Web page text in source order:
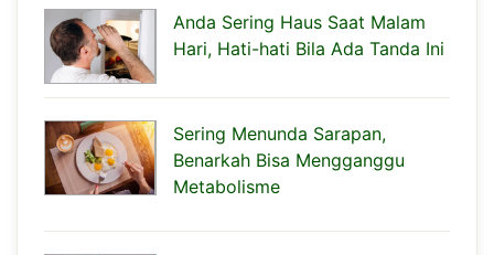
Anda Sering Haus Saat Malam
Hari, Hati-hati Bila Ada Tanda Ini
Sering Menunda Sarapan,
Benarkah Bisa Mengganggu
Metabolisme